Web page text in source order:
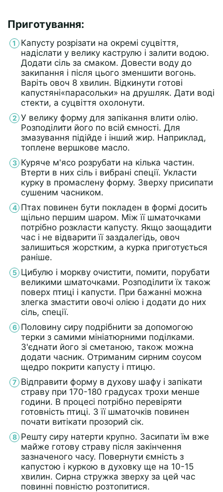
Приготування:
Капусту розрізати на окремі суцвіття,
надіслати у велику каструлю і залити водою.
Додати сіль за смаком. Довести воду до
закипання і після цього зменшити вогонь.
Варіть овоч 8 хвилин. Відкинути готові
капустяні«парасольки» на друшляк. Дати воді
стекти, а суцвіття охолонути.
У велику форму для запікання влити олію.
Розподілити його по всій ємності. Для
змазування підійде і інший жир. Наприклад,
топлене вершкове масло.
Куряче м'ясо розрубати на кілька частин.
Втерти в них сіль і вибрані спеції. Укласти
курку в промаслену форму. Зверху присипати
сушеним часником.
Птах повинен бути покладен в формі досить
щільно першим шаром. Між її шматочками
потрібно розкласти капусту. Якщо заощадити
час і не відварити її заздалегідь, овоч
залишиться жорстким, а курка приготується
раніше.
Цибулю і моркву очистити, помити, порубати
великими шматочками. Розподілити їх також
поверх птиці і капусти. При бажанні можна
злегка змастити овочі олією і додати до них
сіль, спеції.
Половину сиру подрібнити за допомогою
терки з самими мініатюрними поділками.
З'єднати його зі сметаною, також можна
додати часник. Отриманим сирним соусом
щедро покрити капусту і птицю.
Відправити форму в духову шафу і запікати
страву при 170-180 градусах трохи менше
години. В процесі потрібно перевіряти
готовність птиці. З її шматочків повинен
почати витікати прозорий сік.
Решту сиру натерти крупно. Засипати їм вже
майже готову страву після закінчення
зазначеного часу. Повернути ємність з
капустою і куркою в духовку ще на 10-15
хвилин. Сирна стружка зверху за цей час
повинні повністю розтопитися.